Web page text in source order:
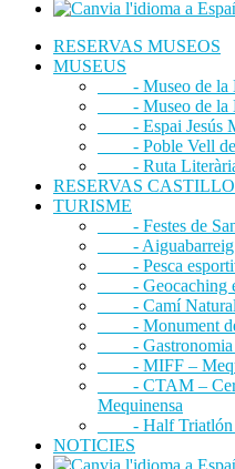
RESERVAS MUSEOS
MUSEUS
- Museo de la
- Museo de la
- Espai Jesús
- Poble Vell de
- Ruta Literària
RESERVAS CASTILLO
TURISME
- Festes de
- Aiguabarreig
- Pesca
- Geocaching
- Camí Natural
- Monument
- Gastronomia
- MIFF –
- CTAM –
Mequinensa
- Half Triatlón
NOTICIES